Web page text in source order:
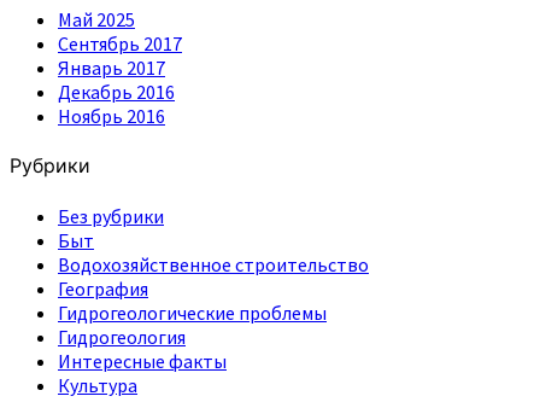
Май 2025
Сентябрь 2017
Январь 2017
Декабрь 2016
Ноябрь 2016
Рубрики
Без рубрики
Быт
Водохозяйственное строительство
География
Гидрогеологические проблемы
Гидрогеология
Интересные факты
Культура